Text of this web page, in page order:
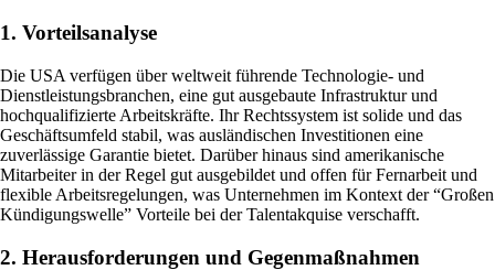
1. Vorteilsanalyse
Die USA verfügen über weltweit führende Technologie- und
Dienstleistungsbranchen, eine gut ausgebaute Infrastruktur und
hochqualifizierte Arbeitskräfte. Ihr Rechtssystem ist solide und das
Geschäftsumfeld stabil, was ausländischen Investitionen eine
zuverlässige Garantie bietet. Darüber hinaus sind amerikanische
Mitarbeiter in der Regel gut ausgebildet und offen für Fernarbeit und
flexible Arbeitsregelungen, was Unternehmen im Kontext der “Großen
Kündigungswelle” Vorteile bei der Talentakquise verschafft.
2. Herausforderungen und Gegenmaßnahmen